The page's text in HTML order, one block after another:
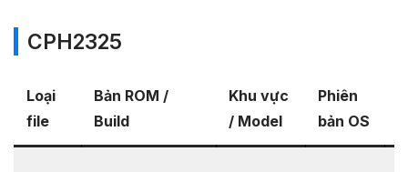
CPH2325
Loại
file
Bản ROM /
Build
Khu vực
/ Model
Phiên
bản OS